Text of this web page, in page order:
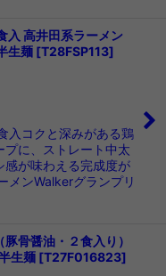
入 高井田系ラーメン
生麺 [T28FSP113]
入コクと深みがある鶏
プに、ストレート中太
感が味わえる完成度が
メンWalkerグランプリ
骨醤油・２食入り）
生麺 [T27F016823]